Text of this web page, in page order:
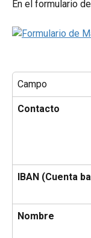
En el formulario
Campo
Contacto
IBAN (Cuenta
Nombre